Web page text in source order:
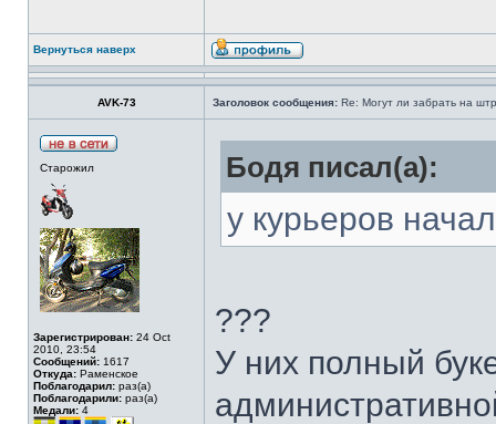
Вернуться наверх
AVK-73 Заголовок сообщения: Re: Могут ли забрать на
Старожил
Зарегистрирован: 24 Oct
2010, 23:54
Сообщений: 1617
Откуда: Раменское
Поблагодарил: раз(а)
Поблагодарили: раз(а)
Медали: 4
Бодя писал(а):
у курьеров
???
У них полный